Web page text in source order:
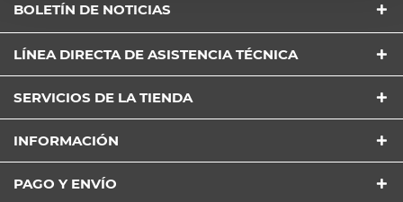
He leído la
de acuerdo*
Los campos con * son obligatorios
BOLETÍN DE NOTICIAS
LÍNEA DIRECTA DE ASISTENCIA TÉCNICA
SERVICIOS DE LA TIENDA
INFORMACIÓN
PAGO Y ENVÍO